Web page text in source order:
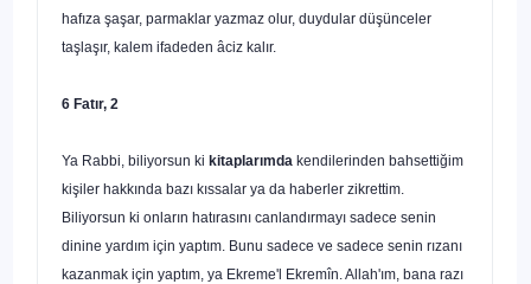
hafıza şaşar, parmaklar yazmaz olur, duydular düşünceler
taşlaşır, kalem ifadeden âciz kalır.
6 Fatır, 2
Ya Rabbi, biliyorsun ki kitaplarımda kendilerinden bahsettiğim
kişiler hakkın­da bazı kıssalar ya da haberler zikrettim.
Biliyorsun ki onların hatırasını canlandırmayı sadece senin
dinine yardım için yaptım. Bunu sadece ve sadece senin rızanı
kazanmak için yaptım, ya Ekreme'l Ekremîn. Allah'ım, bana razı